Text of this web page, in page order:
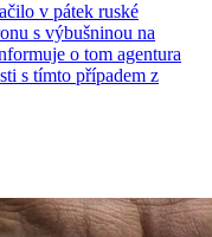
v pátek ruské
s výbušninou na
o tom agentura
s tímto případem z